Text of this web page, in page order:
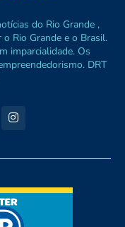
do Rio Grande ,
Rio Grande e o Brasil.
imparcialidade. Os
DRT